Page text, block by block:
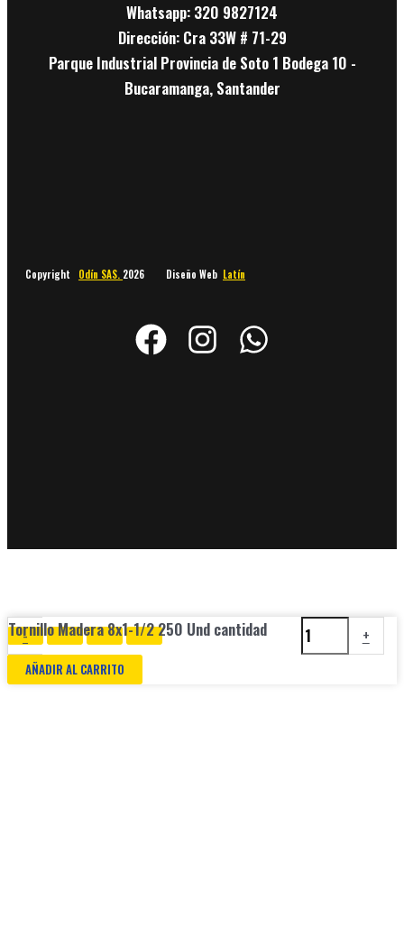
Whatsapp: 320 9827124
Dirección: Cra 33W # 71-29
Parque Industrial Provincia de Soto 1 Bodega 10 -
Bucaramanga, Santander
Copyright Odín SAS. 2026 Diseño Web Latín
-
Tornillo Madera 8x1-1/2 250 Und cantidad +
AÑADIR AL CARRITO